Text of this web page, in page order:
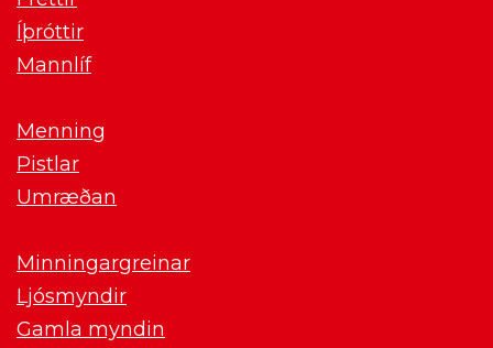
Íþróttir
Mannlíf
Menning
Pistlar
Umræðan
Minningargreinar
Ljósmyndir
Gamla myndin